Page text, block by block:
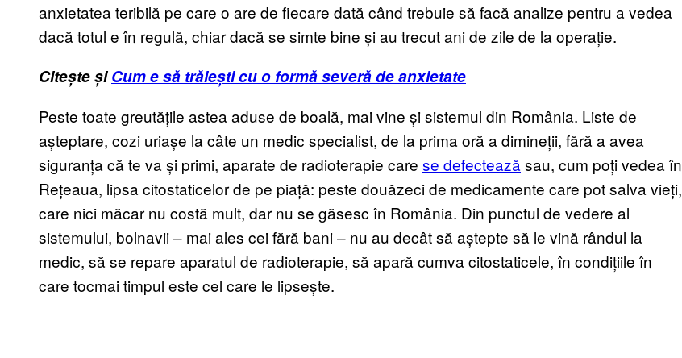
anxietatea teribilă pe care o are de fiecare dată când trebuie să facă analize pentru a vedea
dacă totul e în regulă, chiar dacă se simte bine și au trecut ani de zile de la operație.
Citește șiCum e să trăiești cu o formă severă de anxietate
Peste toate greutățile astea aduse de boală, mai vine și sistemul din România. Liste de
așteptare, cozi uriașe la câte un medic specialist, de la prima oră a dimineții, fără a avea
siguranța că te va și primi, aparate de radioterapie care se defectează sau, cum poți vedea în
Rețeaua, lipsa citostaticelor de pe piață: peste douăzeci de medicamente care pot salva vieți,
care nici măcar nu costă mult, dar nu se găsesc în România. Din punctul de vedere al
sistemului, bolnavii – mai ales cei fără bani – nu au decât să aștepte să le vină rândul la
medic, să se repare aparatul de radioterapie, să apară cumva citostaticele, în condițiile în
care tocmai timpul este cel care le lipsește.